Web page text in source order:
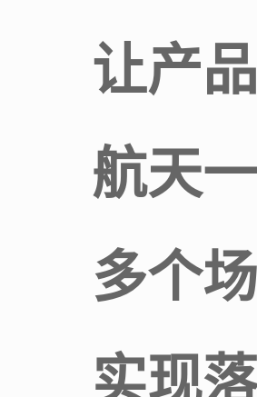
让产
航天
多个
实现